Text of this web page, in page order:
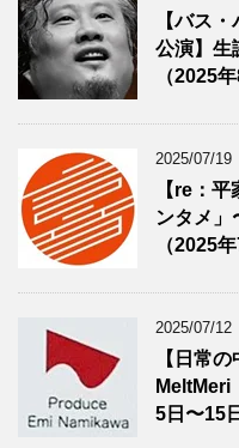
【バス
公演】生
（2025
2025/07/19
【re：
ンタメ」
（2025
2025/07/12
【日常
MeltMeri
5日〜15